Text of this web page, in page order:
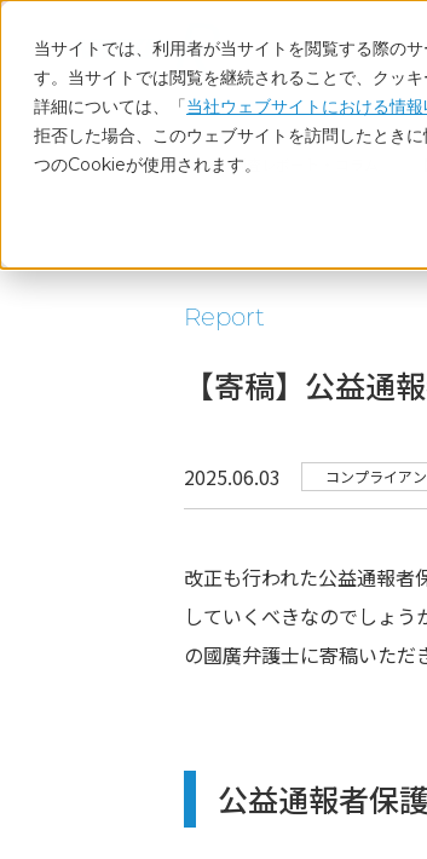
当サイトでは、利用者が当サイトを閲覧する際の
す。当サイトでは閲覧を継続されることで、クッ
詳細については、「当社ウェブサイトにおける情
拒否した場合、このウェブサイトを訪問したとき
つのCookieが使用されます。
ホーム 調査レポート・コラム
Report
【寄稿】公益通
2025.06.03 コンプライア
改正も行われた公益通報者
していくべきなのでしょ
の國廣弁護士に寄稿いただ
公益通報者保